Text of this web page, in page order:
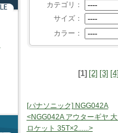
カテゴリ：
サイズ：
カラー：
[1] [2] [3]
[パナソニック] NGG042A
<NGG042A アウターギヤ
ロケット 35T×2......>